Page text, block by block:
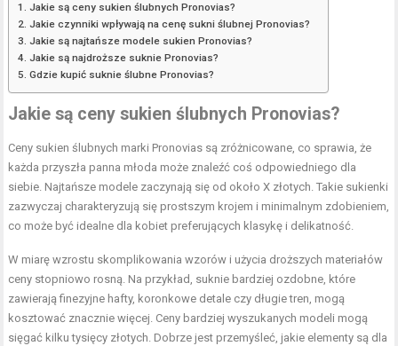
Jakie są ceny sukien ślubnych Pronovias?
Jakie czynniki wpływają na cenę sukni ślubnej Pronovias?
Jakie są najtańsze modele sukien Pronovias?
Jakie są najdroższe suknie Pronovias?
Gdzie kupić suknie ślubne Pronovias?
Jakie są ceny sukien ślubnych Pronovias?
Ceny sukien ślubnych marki Pronovias są zróżnicowane, co sprawia, że
każda przyszła panna młoda może znaleźć coś odpowiedniego dla
siebie. Najtańsze modele zaczynają się od około X złotych. Takie sukienki
zazwyczaj charakteryzują się prostszym krojem i minimalnym zdobieniem,
co może być idealne dla kobiet preferujących klasykę i delikatność.
W miarę wzrostu skomplikowania wzorów i użycia droższych materiałów
ceny stopniowo rosną. Na przykład, suknie bardziej ozdobne, które
zawierają finezyjne hafty, koronkowe detale czy długie tren, mogą
kosztować znacznie więcej. Ceny bardziej wyszukanych modeli mogą
sięgać kilku tysięcy złotych. Dobrze jest przemyśleć, jakie elementy są dla